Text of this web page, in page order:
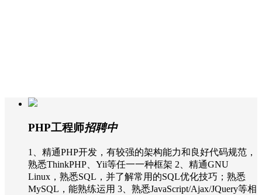
PHP工程师招聘中
1、精通PHP开发，有较强的架构能力和良好代码规范，
熟悉ThinkPHP、Yii等任一一种框架 2、精通GNU
Linux，熟悉SQL，并了解常用的SQL优化技巧；熟悉
MySQL，能熟练运用 3、熟悉JavaScript/Ajax/JQuery等相